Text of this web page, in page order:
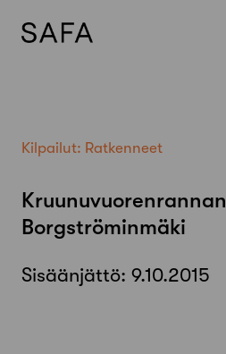
Kilpailut: Ratkenneet
Kruunuvuorenrannan
Borgströminmäki
Sisäänjättö: 9.10.2015